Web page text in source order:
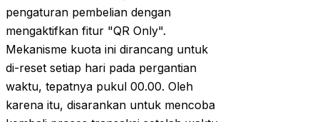
pengaturan pembelian dengan
mengaktifkan fitur "QR Only".
Mekanisme kuota ini dirancang untuk
di-reset setiap hari pada pergantian
waktu, tepatnya pukul 00.00. Oleh
karena itu, disarankan untuk mencoba